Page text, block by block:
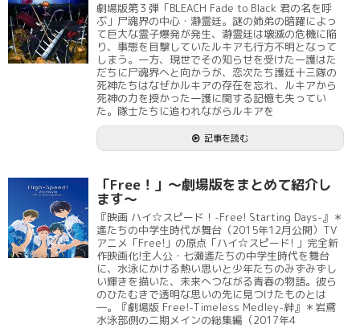
劇場版第３弾「BLEACH Fade to Black 君の名を呼
ぶ」尸魂界の中心・瀞霊廷。謎の姉弟の暗躍によっ
て巨大な霊子爆発が発生、瀞霊廷は壊滅の危機に陥
り、事態を目撃していたルキアも行方不明となって
しまう。一方、現世でその知らせを受けた一護はた
だちに尸魂界へと向かうが、恋次たち護廷十三隊の
死神たちはなぜかルキアの存在を忘れ、ルキアから
死神の力を授かった一護に関する記憶も失ってい
た。隊士たちに追われながらルキアを
記事を読む
「Free！」～劇場版をまとめて紹介し
ます～
『映画 ハイ☆スピード！-Free! Starting Days-』＊
遙たちの中学生時代が舞台（2015年12月公開）TV
アニメ「Free!」の原点「ハイ☆スピード! 」完全新
作映画化!主人公・七瀬遙たちの中学生時代を舞台
に、水泳にかける熱い思いと少年たちのみずみずし
い輝きを描いた、未来へつながる青春の物語。彼ら
のひたむきで透明な思いの先に見つけたものとは
―。『劇場版 Free!-Timeless Medley-絆』＊岩鳶
水泳部側の二期メインの総集編（2017年4